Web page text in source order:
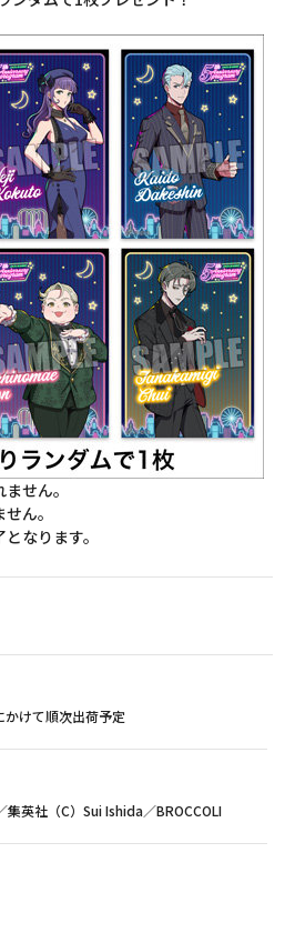
せん。
ん。
なります。
けて順次出荷予定
集英社（C）Sui Ishida／BROCCOLI